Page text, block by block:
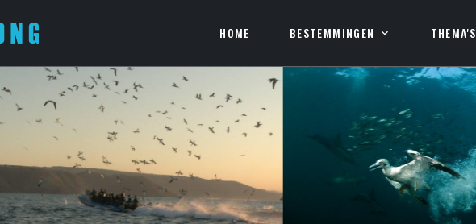
HOME BESTEMMINGEN THEMA'S